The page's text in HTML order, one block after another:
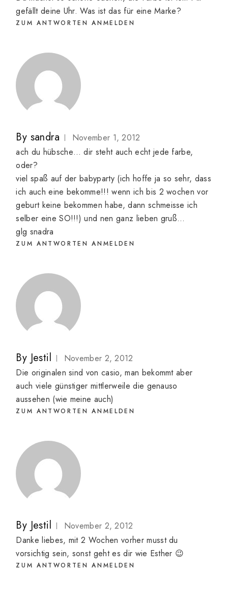
gefällt deine Uhr. Was ist das für eine Marke?
ZUM ANTWORTEN ANMELDEN
By sandra
November 1, 2012
ach du hübsche… dir steht auch echt jede farbe,
oder?
viel spaß auf der babyparty (ich hoffe ja so sehr, dass
ich auch eine bekomme!!! wenn ich bis 2 wochen vor
geburt keine bekommen habe, dann schmeisse ich
selber eine SO!!!) und nen ganz lieben gruß…
glg snadra
ZUM ANTWORTEN ANMELDEN
By Jestil
November 2, 2012
Die originalen sind von casio, man bekommt aber
auch viele günstiger mittlerweile die genauso
aussehen (wie meine auch)
ZUM ANTWORTEN ANMELDEN
By Jestil
November 2, 2012
Danke liebes, mit 2 Wochen vorher musst du
vorsichtig sein, sonst geht es dir wie Esther 😉
ZUM ANTWORTEN ANMELDEN